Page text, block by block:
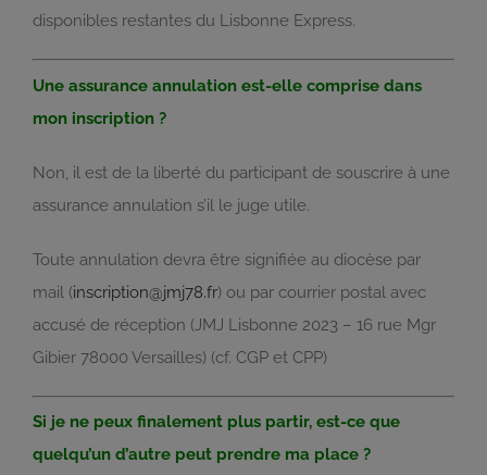
disponibles restantes du Lisbonne Express.
Une assurance annulation est-elle comprise dans
mon inscription ?
Non, il est de la liberté du participant de souscrire à une
assurance annulation s’il le juge utile.
Toute annulation devra être signifiée au diocèse par
mail (inscription@jmj78.fr) ou par courrier postal avec
accusé de réception (JMJ Lisbonne 2023 – 16 rue Mgr
Gibier 78000 Versailles) (cf. CGP et CPP)
Si je ne peux finalement plus partir, est-ce que
quelqu’un d’autre peut prendre ma place ?